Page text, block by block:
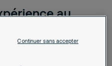
au
Continuer sans accepter